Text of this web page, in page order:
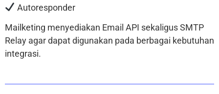
Autoresponder
Mailketing menyediakan Email API sekaligus SMTP
Relay agar dapat digunakan pada berbagai kebutuhan
integrasi.